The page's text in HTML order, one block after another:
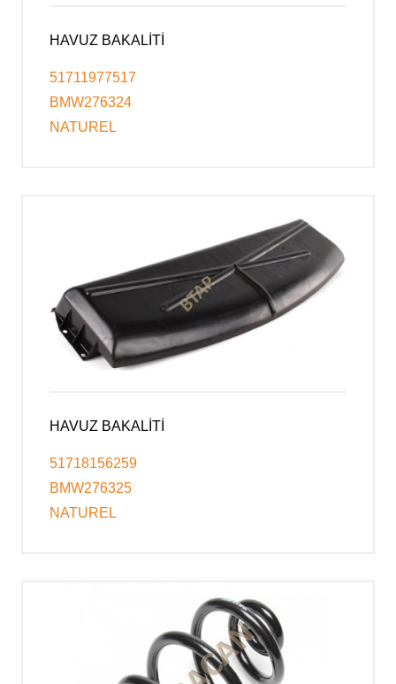
HAVUZ BAKALİTİ
51711977517
BMW276324
NATUREL
HAVUZ BAKALİTİ
51718156259
BMW276325
NATUREL